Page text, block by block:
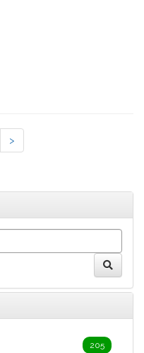
>
205